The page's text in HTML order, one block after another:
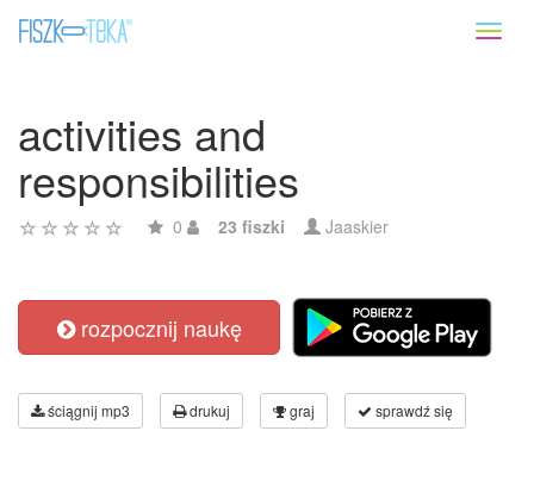
activities and
responsibilities
0 23 fiszki Jaaskier
rozpocznij naukę
ściągnij mp3 drukuj graj sprawdź się